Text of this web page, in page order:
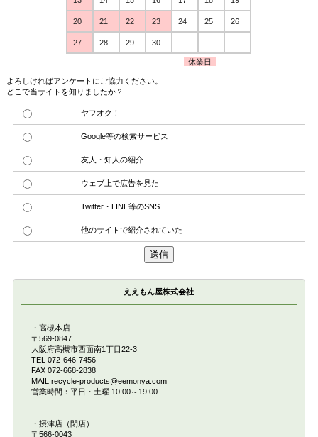
20 21 22 23 24 25 26
27 28 29 30
休業日
よろしければアンケートにご協力ください。
どこで当サイトを知りましたか？
ヤフオク！
Google等の検索サービス
友人・知人の紹介
ウェブ上で広告を見た
Twitter・LINE等のSNS
他のサイトで紹介されていた
ええもん屋株式会社
・高槻本店
〒569-0847
大阪府高槻市西面南1丁目22-3
TEL 072-646-7456
FAX 072-668-2838
MAIL recycle-products@eemonya.com
営業時間：平日・土曜 10:00～19:00
・摂津店（閉店）
〒566-0043